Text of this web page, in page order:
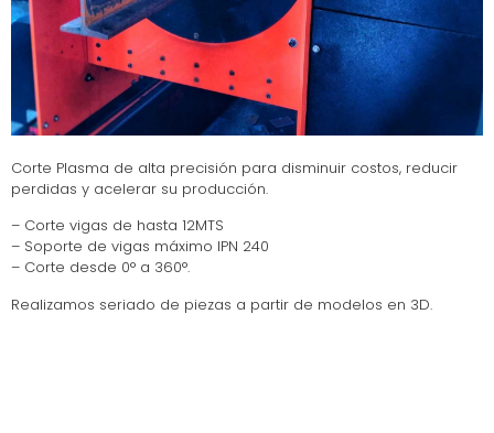
Corte Plasma de alta precisión para disminuir costos, reducir
perdidas y acelerar su producción.
– Corte vigas de hasta 12MTS
– Soporte de vigas máximo IPN 240
– Corte desde 0° a 360°.
Realizamos seriado de piezas a partir de modelos en 3D.